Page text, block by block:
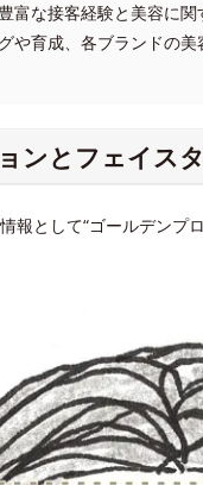
富な接客経験と美容に
や育成、各ブランドの美
ンとフェイス
として“ゴールデンプ